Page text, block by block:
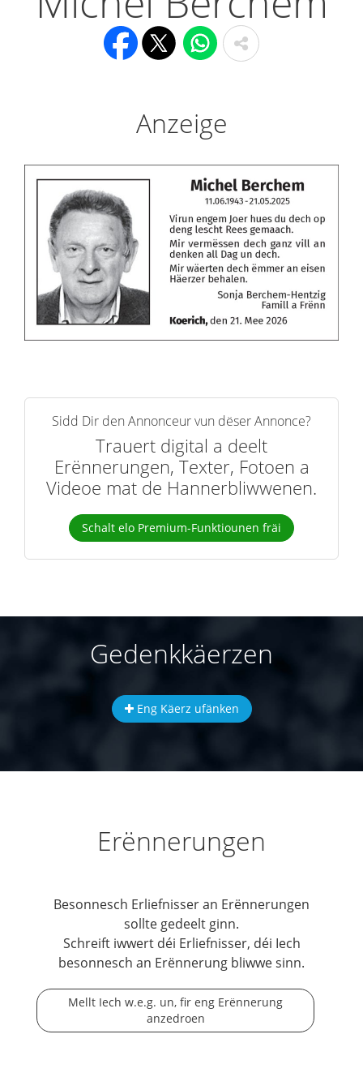
Anzeige
Sidd Dir den Annonceur vun dëser Annonce?
Trauert digital a deelt
Erënnerungen, Texter, Fotoen a
Videoe mat de Hannerbliwwenen.
Schalt elo Premium-Funktiounen fräi
Gedenkkäerzen
Eng Käerz ufänken
Erënnerungen
Besonnesch Erliefnisser an Erënnerungen
sollte gedeelt ginn.
Schreift iwwert déi Erliefnisser, déi Iech
besonnesch an Erënnerung bliwwe sinn.
Mellt Iech w.e.g. un, fir eng Erënnerung
anzedroen